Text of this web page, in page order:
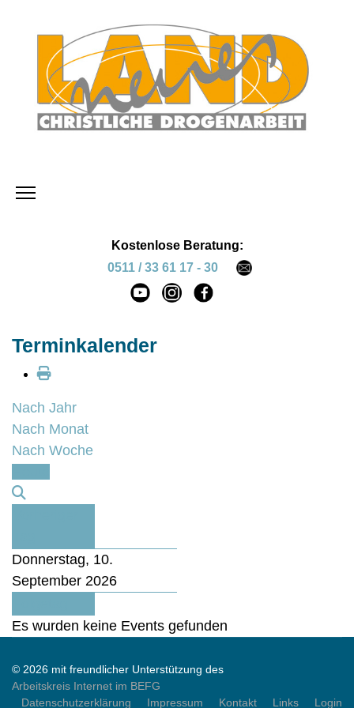
Kostenlose Beratung:
0511 / 33 61 17 - 30
Terminkalender
Nach Jahr
Nach Monat
Nach Woche
Donnerstag, 10.
September 2026
Es wurden keine Events gefunden
© 2026 mit freundlicher Unterstützung des
Arbeitskreis Internet im BEFG
Datenschutzerklärung
Impressum Kontakt Links Login